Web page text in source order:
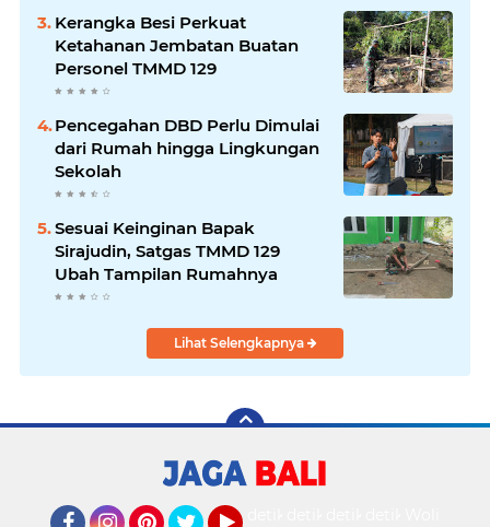
Kerangka Besi Perkuat
Ketahanan Jembatan Buatan
Personel TMMD 129
Pencegahan DBD Perlu Dimulai
dari Rumah hingga Lingkungan
Sekolah
Sesuai Keinginan Bapak
Sirajudin, Satgas TMMD 129
Ubah Tampilan Rumahnya
Lihat Selengkapnya